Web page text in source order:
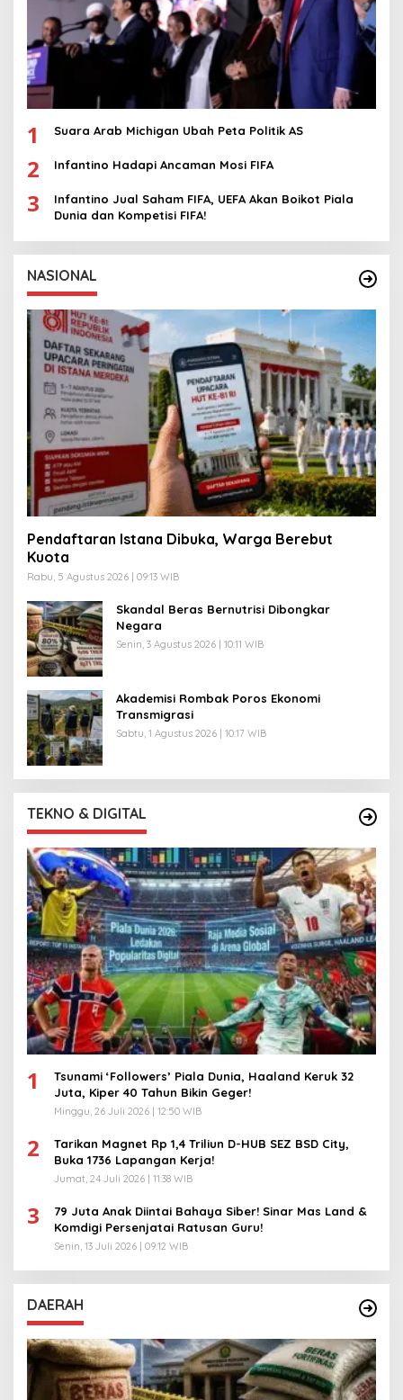
1 Suara Arab Michigan Ubah Peta Politik AS
2 Infantino Hadapi Ancaman Mosi FIFA
3
Infantino Jual Saham FIFA, UEFA Akan Boikot Piala
Dunia dan Kompetisi FIFA!
NASIONAL
Pendaftaran Istana Dibuka, Warga Berebut
Kuota
Rabu, 5 Agustus 2026 | 09:13 WIB
Skandal Beras Bernutrisi Dibongkar
Negara
Senin, 3 Agustus 2026 | 10:11 WIB
Akademisi Rombak Poros Ekonomi
Transmigrasi
Sabtu, 1 Agustus 2026 | 10:17 WIB
TEKNO & DIGITAL
1
Tsunami ‘Followers’ Piala Dunia, Haaland Keruk 32
Juta, Kiper 40 Tahun Bikin Geger!
Minggu, 26 Juli 2026 | 12:50 WIB
2
Tarikan Magnet Rp 1,4 Triliun D-HUB SEZ BSD City,
Buka 1736 Lapangan Kerja!
Jumat, 24 Juli 2026 | 11:38 WIB
3
79 Juta Anak Diintai Bahaya Siber! Sinar Mas Land &
Komdigi Persenjatai Ratusan Guru!
Senin, 13 Juli 2026 | 09:12 WIB
DAERAH